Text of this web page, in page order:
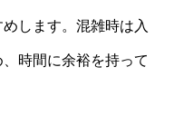
します。混雑時は入
時間に余裕を持って